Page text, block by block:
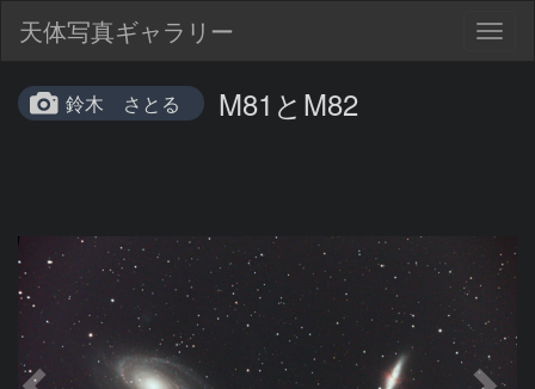
天体写真ギャラリー
鈴木 さとる M81とM82